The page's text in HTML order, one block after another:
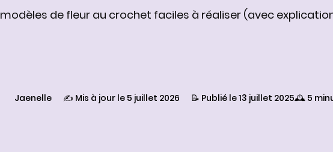
modèles de fleur au crochet faciles à réaliser (avec
Jaenelle ✍️ Mis à jour le 5 juillet 2026 📝 Publié le 13 juillet 2025🕰️ 5